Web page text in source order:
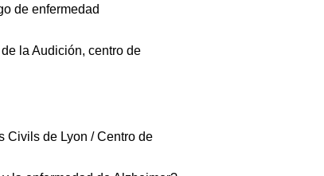
de enfermedad
la Audición, centro de
Civils de Lyon / Centro de